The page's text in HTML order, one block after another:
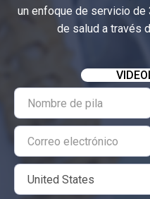
un enfoque de servicio
de salud a través